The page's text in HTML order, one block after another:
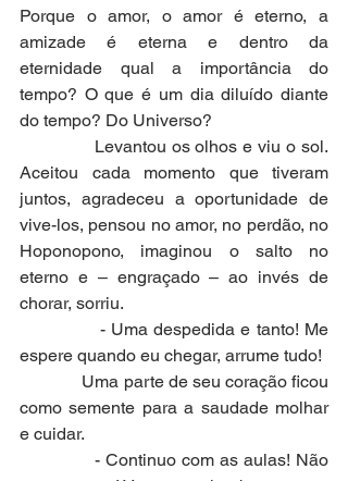
Porque o amor, o amor é eterno, a
amizade é eterna e dentro da
eternidade qual a importância do
tempo? O que é um dia diluído diante
do tempo? Do Universo?
Levantou os olhos e viu o sol.
Aceitou cada momento que tiveram
juntos, agradeceu a oportunidade de
vive-los, pensou no amor, no perdão, no
Hoponopono, imaginou o salto no
eterno e – engraçado – ao invés de
chorar, sorriu.
- Uma despedida e tanto! Me
espere quando eu chegar, arrume tudo!
Uma parte de seu coração ficou
como semente para a saudade molhar
e cuidar.
- Continuo com as aulas! Não